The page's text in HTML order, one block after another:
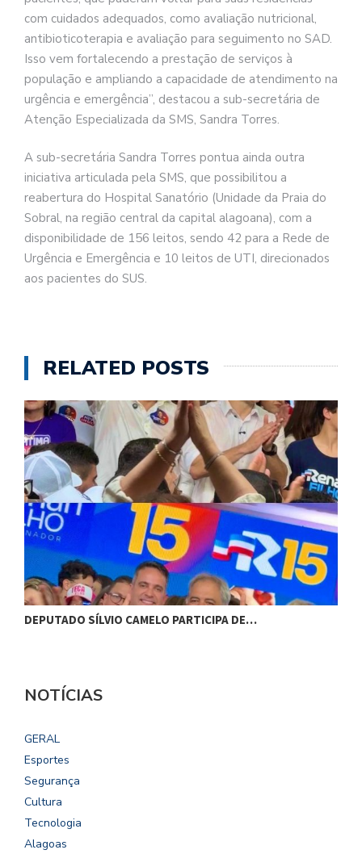
com cuidados adequados, como avaliação nutricional,
antibioticoterapia e avaliação para seguimento no SAD.
Isso vem fortalecendo a prestação de serviços à
população e ampliando a capacidade de atendimento na
urgência e emergência”, destacou a sub-secretária de
Atenção Especializada da SMS, Sandra Torres.
A sub-secretária Sandra Torres pontua ainda outra
iniciativa articulada pela SMS, que possibilitou a
reabertura do Hospital Sanatório (Unidade da Praia do
Sobral, na região central da capital alagoana), com a
disponibilidade de 156 leitos, sendo 42 para a Rede de
Urgência e Emergência e 10 leitos de UTI, direcionados
aos pacientes do SUS.
RELATED POSTS
DEPUTADO SÍLVIO CAMELO PARTICIPA DE…
NOTÍCIAS
GERAL
Esportes
Segurança
Cultura
Tecnologia
Alagoas